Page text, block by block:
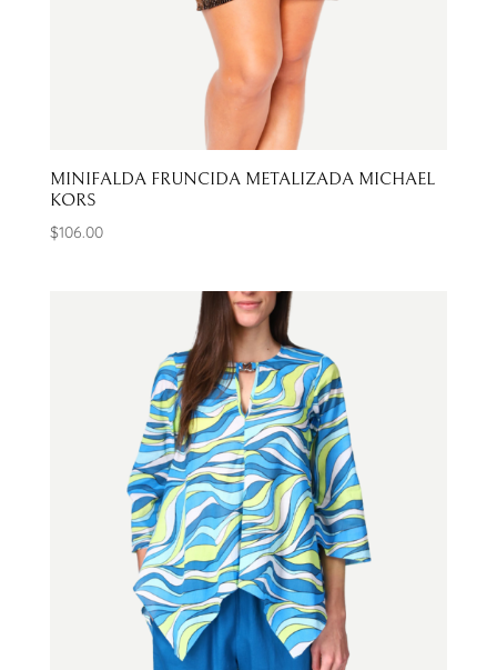
MINIFALDA FRUNCIDA METALIZADA MICHAEL
KORS
$106.00